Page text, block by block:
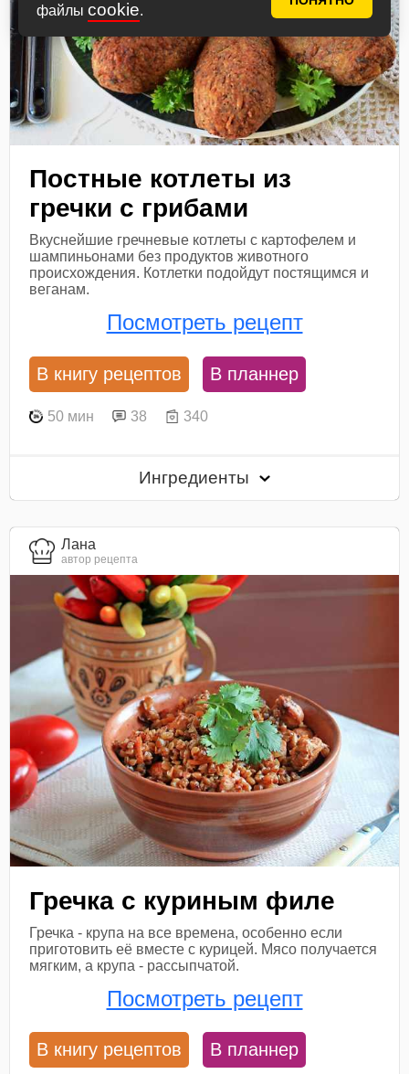
файлы cookie.
Постные котлеты из
гречки с грибами
Вкуснейшие гречневые котлеты с картофелем и
шампиньонами без продуктов животного
происхождения. Котлетки подойдут постящимся и
веганам.
Посмотреть рецепт
В книгу рецептов В планнер
50 мин 38 340
Ингредиенты
Лана
автор рецепта
Гречка с куриным филе
Гречка - крупа на все времена, особенно если
приготовить её вместе с курицей. Мясо получается
мягким, а крупа - рассыпчатой.
Посмотреть рецепт
В книгу рецептов В планнер